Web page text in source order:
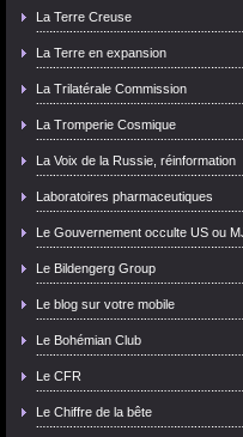
La Terre Creuse
La Terre en expansion
La Trilatérale Commission
La Tromperie Cosmique
La Voix de la Russie, réinformation
Laboratoires pharmaceutiques
Le Gouvernement occulte US ou
Le Bildengerg Group
Le blog sur votre mobile
Le Bohémian Club
Le CFR
Le Chiffre de la bête